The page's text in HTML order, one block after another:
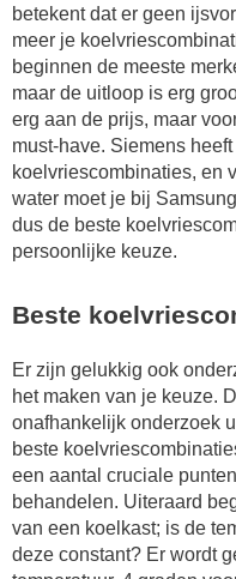
betekent dat er geen
meer je
beginnen de meeste
maar de uitloop is erg
erg aan de prijs, maar
must-have. Siemens
koelvriescombinaties, en
water moet je bij
dus de beste
persoonlijke keuze.
Beste
Er zijn gelukkig ook
het maken van je keuze.
onafhankelijk onderzoek
beste
een aantal cruciale
behandelen. Uiteraard
van een koelkast; is de
deze constant? Er wordt